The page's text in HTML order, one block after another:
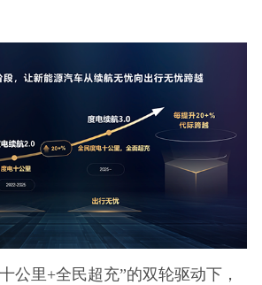
公里+全民超充”的双轮驱动下，